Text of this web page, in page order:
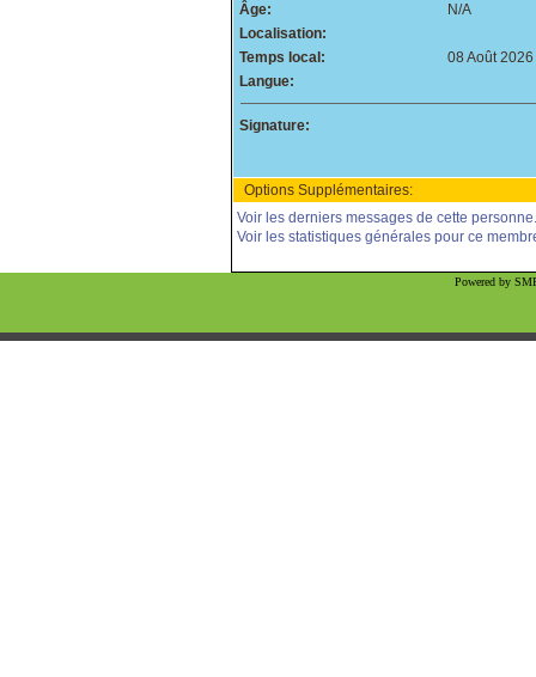
Âge:
N/A
Localisation:
Temps local:
08 Août
Langue:
Signature:
Options Supplémentaires:
Voir les derniers messages de cette
Voir les statistiques générales pour ce
Powered by